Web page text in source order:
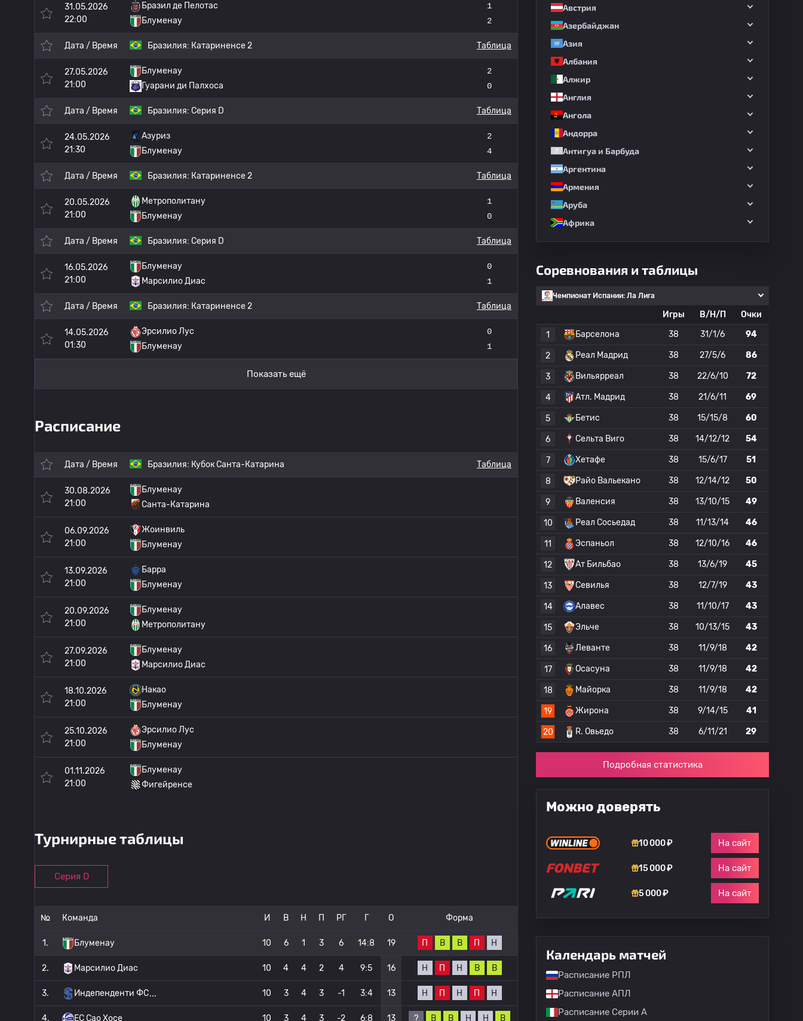
31.05.2026
22:00
Бразил де Пелотас
Блуменау
1
2
Дата / Время Бразилия: Катариненсе 2 Таблица
27.05.2026
21:00
Блуменау
Гуарани ди Палхоса
2
0
Дата / Время Бразилия: Серия D Таблица
24.05.2026
21:30
Азуриз
Блуменау
2
4
Дата / Время Бразилия: Катариненсе 2 Таблица
20.05.2026
21:00
Метрополитану
Блуменау
1
0
Дата / Время Бразилия: Серия D Таблица
16.05.2026
21:00
Блуменау
Марсилио Диас
0
1
Дата / Время Бразилия: Катариненсе 2 Таблица
14.05.2026
01:30
Эрсилио Лус
Блуменау
0
1
Показать ещё
Расписание
Дата / Время Бразилия: Кубок Санта-Катарина Таблица
30.08.2026
21:00
Блуменау
Санта-Катарина
06.09.2026
21:00
Жоинвиль
Блуменау
13.09.2026
21:00
Барра
Блуменау
20.09.2026
21:00
Блуменау
Метрополитану
27.09.2026
21:00
Блуменау
Марсилио Диас
18.10.2026
21:00
Накао
Блуменау
25.10.2026
21:00
Эрсилио Лус
Блуменау
01.11.2026
21:00
Блуменау
Фигейренсе
Турнирные таблицы
Серия D
№ Команда И В Н П РГ Г О Форма
1. Блуменау 10 6 1 3 6 14:8 19 П В В П Н
2. Марсилио Диас 10 4 4 2 4 9:5 16 Н П Н В В
3. Индепенденти ФС 10 3 4 3 -1 3:4 13 Н П Н П Н
4. EC Сао Хосе 10 3 4 3 -2 6:8 13 ? В В Н Н В
Австрия
Азербайджан
Азия
Албания
Алжир
Англия
Ангола
Андорра
Антигуа и Барбуда
Аргентина
Армения
Аруба
Африка
Соревнования и таблицы
Чемпионат Испании: Ла Лига
Игры В/Н/П
Очки
1
Барселона 38 31/1/6 94
2 Реал Мадрид 38 27/5/6 86
3 Вильярреал 38 22/6/10 72
4 Атл. Мадрид 38 21/6/11 69
5 Бетис 38 15/15/8 60
6 Сельта Виго 38 14/12/12 54
7 Хетафе 38 15/6/17 51
8 Райо Вальекано 38 12/14/12 50
9 Валенсия 38 13/10/15 49
10 Реал Сосьедад 38 11/13/14 46
11 Эспаньол 38 12/10/16 46
12 Ат Бильбао 38 13/6/19 45
13 Севилья 38 12/7/19 43
14 Алавес 38 11/10/17 43
15 Эльче 38 10/13/15 43
16 Леванте 38 11/9/18 42
17 Осасуна 38 11/9/18 42
18 Майорка 38 11/9/18 42
19 Жирона 38 9/14/15 41
20 R. Овьедо 38 6/11/21 29
Подробная статистика
Можно доверять
10 000 ₽ На сайт
15 000 ₽ На сайт
5 000 ₽ На сайт
Календарь матчей
Расписание РПЛ
Расписание АПЛ
Расписание Серии А